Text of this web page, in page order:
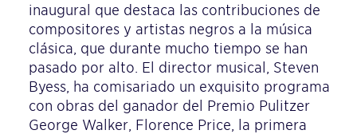
inaugural que destaca las contribuciones de
compositores y artistas negros a la música
clásica, que durante mucho tiempo se han
pasado por alto. El director musical, Steven
Byess, ha comisariado un exquisito programa
con obras del ganador del Premio Pulitzer
George Walker, Florence Price, la primera